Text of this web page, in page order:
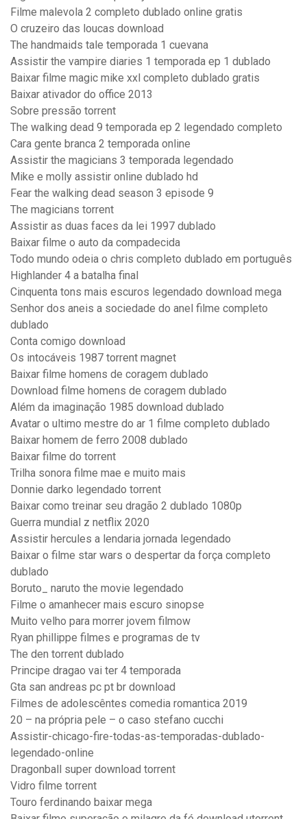
Filme malevola 2 completo dublado online gratis
O cruzeiro das loucas download
The handmaids tale temporada 1 cuevana
Assistir the vampire diaries 1 temporada ep 1 dublado
Baixar filme magic mike xxl completo dublado gratis
Baixar ativador do office 2013
Sobre pressão torrent
The walking dead 9 temporada ep 2 legendado completo
Cara gente branca 2 temporada online
Assistir the magicians 3 temporada legendado
Mike e molly assistir online dublado hd
Fear the walking dead season 3 episode 9
The magicians torrent
Assistir as duas faces da lei 1997 dublado
Baixar filme o auto da compadecida
Todo mundo odeia o chris completo dublado em português
Highlander 4 a batalha final
Cinquenta tons mais escuros legendado download mega
Senhor dos aneis a sociedade do anel filme completo
dublado
Conta comigo download
Os intocáveis 1987 torrent magnet
Baixar filme homens de coragem dublado
Download filme homens de coragem dublado
Além da imaginação 1985 download dublado
Avatar o ultimo mestre do ar 1 filme completo dublado
Baixar homem de ferro 2008 dublado
Baixar filme do torrent
Trilha sonora filme mae e muito mais
Donnie darko legendado torrent
Baixar como treinar seu dragão 2 dublado 1080p
Guerra mundial z netflix 2020
Assistir hercules a lendaria jornada legendado
Baixar o filme star wars o despertar da força completo
dublado
Boruto_ naruto the movie legendado
Filme o amanhecer mais escuro sinopse
Muito velho para morrer jovem filmow
Ryan phillippe filmes e programas de tv
The den torrent dublado
Principe dragao vai ter 4 temporada
Gta san andreas pc pt br download
Filmes de adolescêntes comedia romantica 2019
20 – na própria pele – o caso stefano cucchi
Assistir-chicago-fire-todas-as-temporadas-dublado-
legendado-online
Dragonball super download torrent
Vidro filme torrent
Touro ferdinando baixar mega